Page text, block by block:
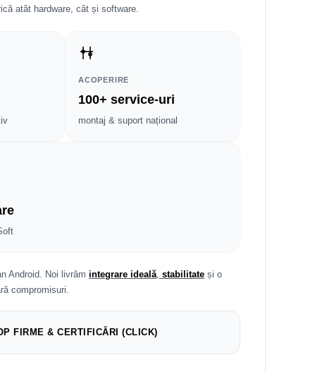
atât hardware, cât și software.
ACOPERIRE
100+ service-uri
montaj & suport național
Android. Noi livrăm integrare ideală, stabilitate și o
compromisuri.
FIRME & CERTIFICĂRI (CLICK)